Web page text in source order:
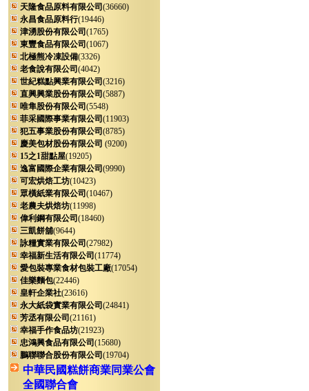
天隆食品原料有限公司 (36660)
永昌食品原料行(19446)
津湧股份有限公司 (1765)
東豐食品有限公司 (1067)
北極熊冷凍設備(3326)
老食說有限公司 (4042)
世紀糕點興業有限公司 (3216)
直興興業股份有限公司 (5887)
唯隼股份有限公司 (5548)
菲采國際事業有限公司 (11903)
犯五事業股份有限公司 (8785)
慶美包材股份有限公司 (9200)
15之1甜點屋(19205)
逸富國際企業有限公司 (9990)
可宏烘焙工坊(10423)
眾橫紙業有限公司 (10467)
老農夫烘焙坊(11998)
偉利鋼有限公司 (18460)
三凱餅舖(9644)
詠糧實業有限公司 (27982)
幸福新生活有限公司 (11774)
愛包裝專業食材包裝工廠(17054)
佳樂麵包(22446)
皇軒企業社(23616)
永大紙袋實業有限公司 (24841)
芳丞有限公司 (21161)
幸福手作食品坊(21923)
忠鴻興食品有限公司 (15680)
鵬聯聯合股份有限公司 (19704)
中華民國糕餅商業同業公會
全國聯合會